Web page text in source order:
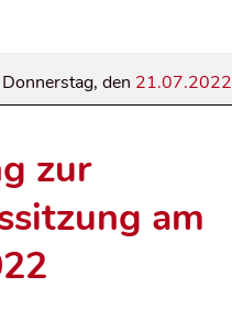
Donnerstag, den 21.07.2022
zur
am